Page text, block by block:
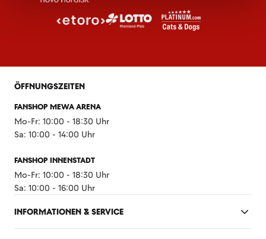
ÖFFNUNGSZEITEN
FANSHOP MEWA ARENA
Mo-Fr: 10:00 - 18:30 Uhr
Sa: 10:00 - 14:00 Uhr
FANSHOP INNENSTADT
Mo-Fr: 10:00 - 18:30 Uhr
Sa: 10:00 - 16:00 Uhr
INFORMATIONEN & SERVICE